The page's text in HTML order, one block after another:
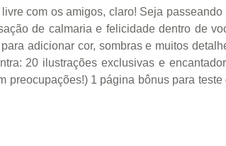
com os amigos, claro! Seja passeando
de calmaria e felicidade dentro de
adicionar cor, sombras e muitos
20 ilustrações exclusivas e
preocupações!) 1 página bônus para teste